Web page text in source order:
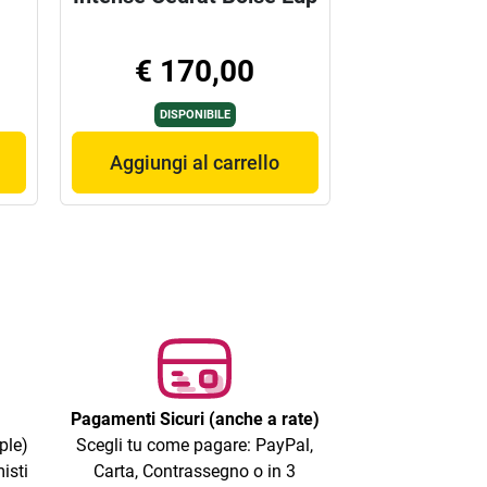
€ 170,00
DISPONIBILE
Aggiungi al carrello
Pagamenti Sicuri (anche a rate)
Scegli tu come pagare: PayPal,
Carta, Contrassegno o in 3